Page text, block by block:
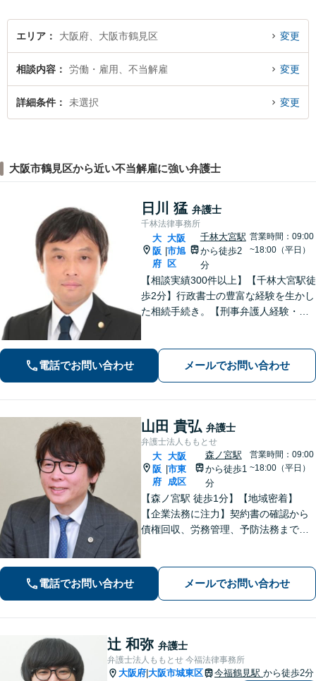
エリア 大阪府、大阪市鶴見区 変更
相談内容 労働・雇用、不当解雇 変更
詳細条件 未選択 変更
大阪市鶴見区から近い不当解雇に強い弁護士
日川 猛 弁護士
千林法律事務所
大
阪
府
|
大阪
市旭
区
千林大宮駅
から徒歩2
分
営業時間：09:00
~18:00（平日）
【相談実績300件以上】【千林大宮駅徒
歩2分】行政書士の豊富な経験を生かし
た相続手続き。【刑事弁護人経験・示
を残す債務整理のノウハウ多数。不動
産業者とも連携。
電話でお問い合わせ メールでお問い合わせ
山田 貴弘 弁護士
弁護士法人ももとせ
大
阪
府
大阪
市東
成区
森ノ宮駅
から徒歩1
分
営業時間：09:00
~18:00（平日）
【森ノ宮駅 徒歩1分】【地域密着】
【企業法務に注力】契約書の確認から
債権回収、労務管理、予防法務までサ
で、まずはお気軽にご相談ください。
電話でお問い合わせ メールでお問い合わせ
辻 和弥 弁護士
弁護士法人ももとせ 今福法律事務所
大阪府 大阪市城東区 今福鶴見駅 から徒歩2分